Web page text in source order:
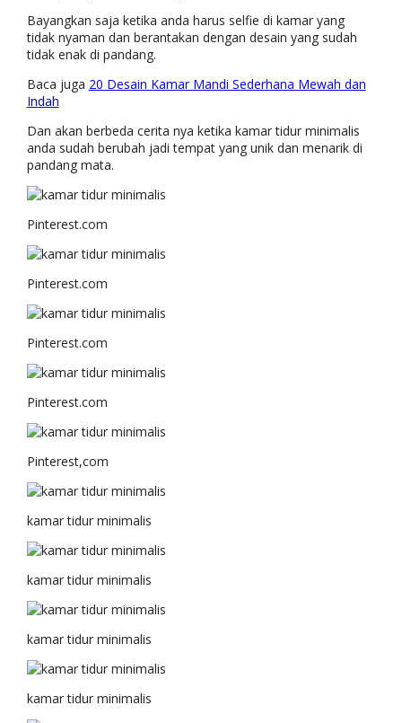
Bayangkan saja ketika anda harus selfie di kamar yang
tidak nyaman dan berantakan dengan desain yang sudah
tidak enak di pandang.
Baca juga 20 Desain Kamar Mandi Sederhana Mewah dan
Indah
Dan akan berbeda cerita nya ketika kamar tidur minimalis
anda sudah berubah jadi tempat yang unik dan menarik di
pandang mata.
Pinterest.com
Pinterest.com
Pinterest.com
Pinterest.com
Pinterest,com
kamar tidur minimalis
kamar tidur minimalis
kamar tidur minimalis
kamar tidur minimalis